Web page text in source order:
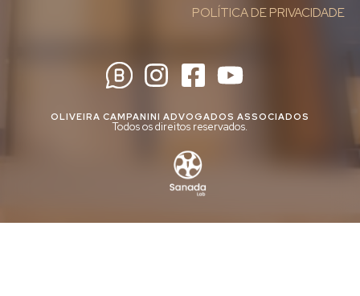
POLÍTICA DE PRIVACIDADE
OLIVEIRA CAMPANINI ADVOGADOS ASSOCIADOS
Todos os direitos reservados.